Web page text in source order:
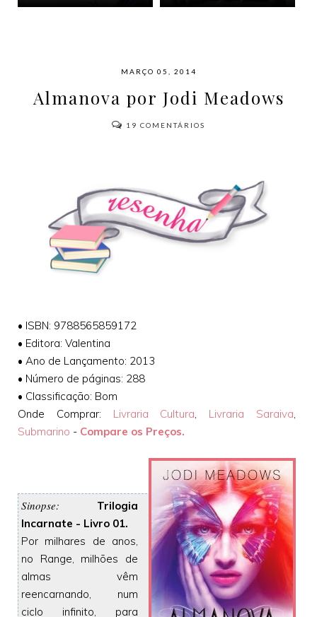
MARÇO 05, 2014
Almanova por Jodi Meadows
19 COMENTÁRIOS
• ISBN: 9788565859172
• Editora: Valentina
• Ano de Lançamento: 2013
• Número de páginas: 288
• Classificação: Bom
Onde Comprar: Livraria Cultura, Livraria Saraiva,
Submarino - Compare os Preços.
Sinopse: Trilogia
Incarnate - Livro 01.
Por milhares de anos,
no Range, milhões de
almas vêm
reencarnando, num
ciclo infinito, para